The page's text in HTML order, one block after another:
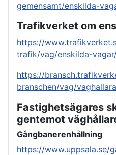
gemensamt/enskilda-
Trafikverket om
https://
trafik/vag/enskilda-
https://
branschen/vag/
Fastighetsägares
gentemot
Gångbanerenhållning
https://www.uppsala.se/